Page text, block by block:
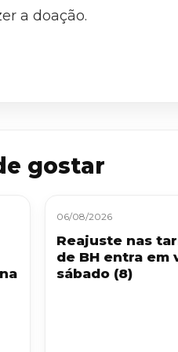
a doação.
gostar
06/08/2026
Reajuste nas
de BH entra em
sábado (8)